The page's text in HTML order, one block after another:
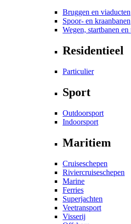
Bruggen en viaducten
Spoor- en kraanbanen
Wegen, startbanen
Residentieel
Particulier
Sport
Outdoorsport
Indoorsport
Maritiem
Cruiseschepen
Riviercruiseschepen
Marine
Ferries
Superjachten
Veetransport
Visserij